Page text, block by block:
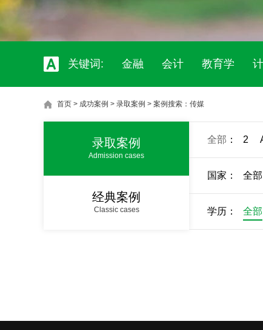
关键词: 金融 会计 教育学
首页 > 成功案例 > 录取案例 > 案例搜索：传媒
录取案例
Admission cases
经典案例
Classic cases
全部 ： 2
国家： 全部
学历： 全部